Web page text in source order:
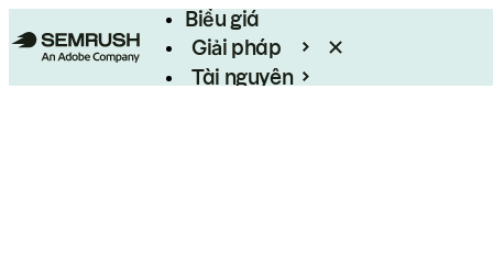
Biểu giá
Giải pháp
Tài nguyên